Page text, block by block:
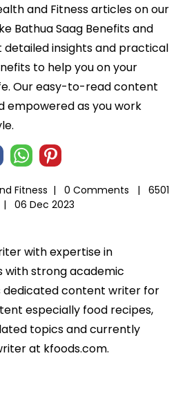
and Fitness articles on our
Bathua Saag Benefits and
detailed insights and practical
to help you on your
Our easy-to-read content
empowered as you work
Fitness | 0 Comments |
6501
|
06 Dec 2023
with expertise in
with strong academic
dedicated content writer for
especially food recipes,
topics and currently
at kfoods.com.